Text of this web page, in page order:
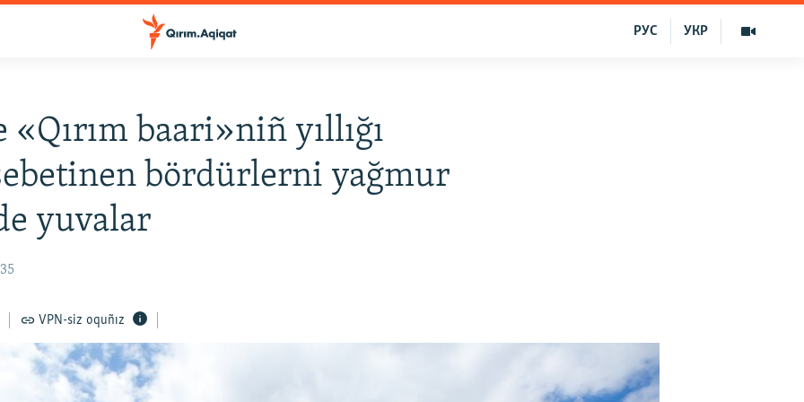
УКР
РУС
«Qırım baari»niñ yıllığı
bördürlerni yağmur
yuvalar
VPN-siz oquñız